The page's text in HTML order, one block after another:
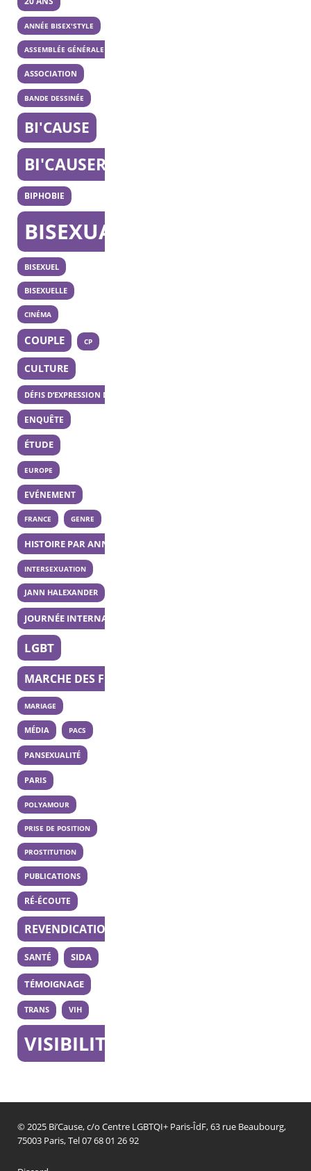
ANNÉE BISEX'STYLE
ASSEMBLÉE GÉNÉRALE
ASSOCIATION
BANDE DESSINÉE
BI'CAUSE
BI'CAUSERIE
BIPHOBIE
BISEXUALITÉ
BISEXUEL
BISEXUELLE
CINÉMA
COUPLE CP
CULTURE
DÉFIS D’EXPRESSION DES 20 ANS
ENQUÊTE
ÉTUDE
EUROPE
EVÉNEMENT
FRANCE GENRE
HISTOIRE PAR ANNÉE
INTERSEXUATION
JANN HALEXANDER
JOURNÉE INTERNATIONALE DE LA BISEXUALITÉ
LGBT
MARCHE DES FIERTÉS
MARIAGE
MÉDIA PACS
PANSEXUALITÉ
PARIS
POLYAMOUR
PRISE DE POSITION
PROSTITUTION
PUBLICATIONS
RÉ-ÉCOUTE
REVENDICATION
SANTÉ SIDA
TÉMOIGNAGE
TRANS VIH
VISIBILITÉ
© 2025 Bi’Cause, c/o Centre LGBTQI+ Paris-ÎdF, 63 rue Beaubourg,
75003 Paris, Tel 07 68 01 26 92